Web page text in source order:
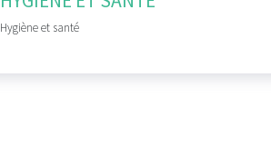
Hygiène et santé